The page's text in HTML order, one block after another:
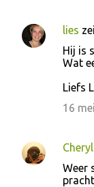
e
s
lies
Hij is
Wat
Liefs
16
Cheryl
Weer